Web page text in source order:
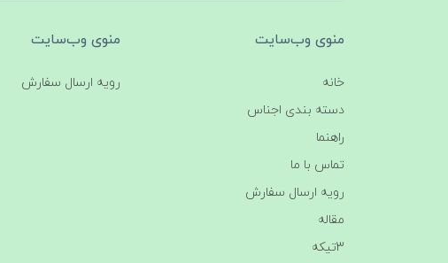
منوی وب‌سایت
خانه
دسته بندی اجناس
راهنما
تماس با ما
رویه ارسال سفارش
مقاله
3تیکه
منوی وب‌سایت
رویه ارسال سفارش